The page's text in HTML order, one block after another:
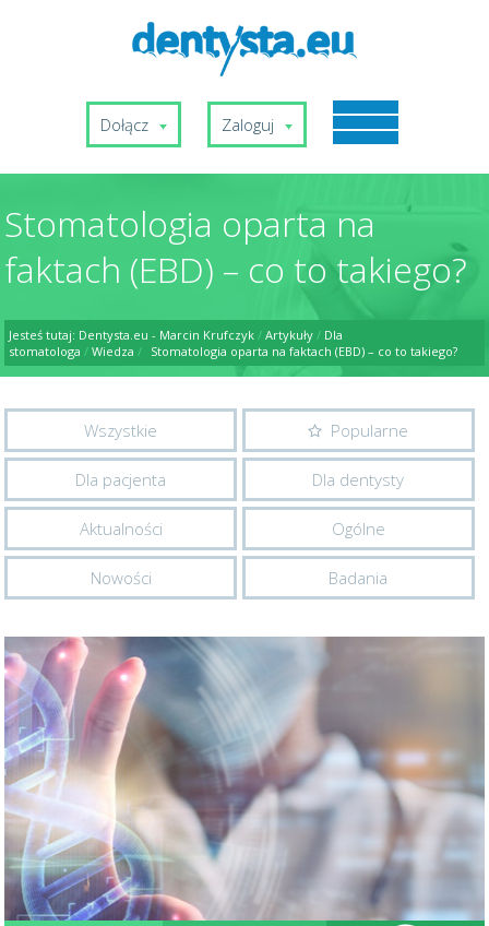
Dołącz Zaloguj
Stomatologia oparta na
faktach (EBD) – co to takiego?
Jesteś tutaj: Dentysta.eu - Marcin Krufczyk / Artykuły / Dla
stomatologa / Wiedza / Stomatologia oparta na faktach (EBD) – co to takiego?
Wszystkie Popularne
Dla pacjenta Dla dentysty
Aktualności Ogólne
Nowości Badania